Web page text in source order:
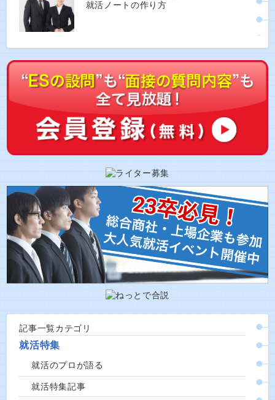
就活ノートの作り方
記事一覧カテゴリ
就活特集
就活のプロが語る
就活特集記事